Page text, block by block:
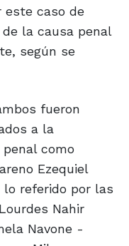
este caso de
la causa penal
según se
fueron
a la
como
Ezequiel
lo referido por las
Nahir
Navone -